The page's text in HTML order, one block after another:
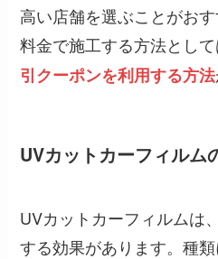
高い店舗を選ぶことがお
料金で施工する方法とし
引クーポンを利用する方法
UVカットカーフィルム
UVカットカーフィルムは
する効果があります。種